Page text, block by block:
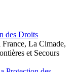
des Droits
La Cimade,
et Secours